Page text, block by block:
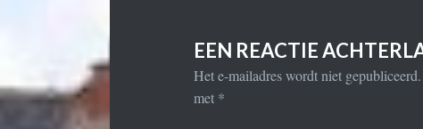
EEN REACTIE
Het e-mailadres wordt niet gepubliceerd.
met *